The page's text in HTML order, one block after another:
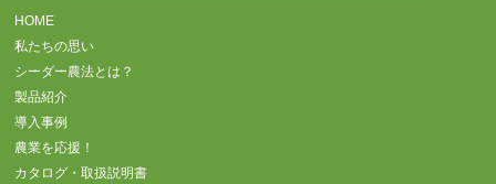
HOME
私たちの思い
シーダー農法とは？
製品紹介
導入事例
農業を応援！
カタログ・取扱説明書